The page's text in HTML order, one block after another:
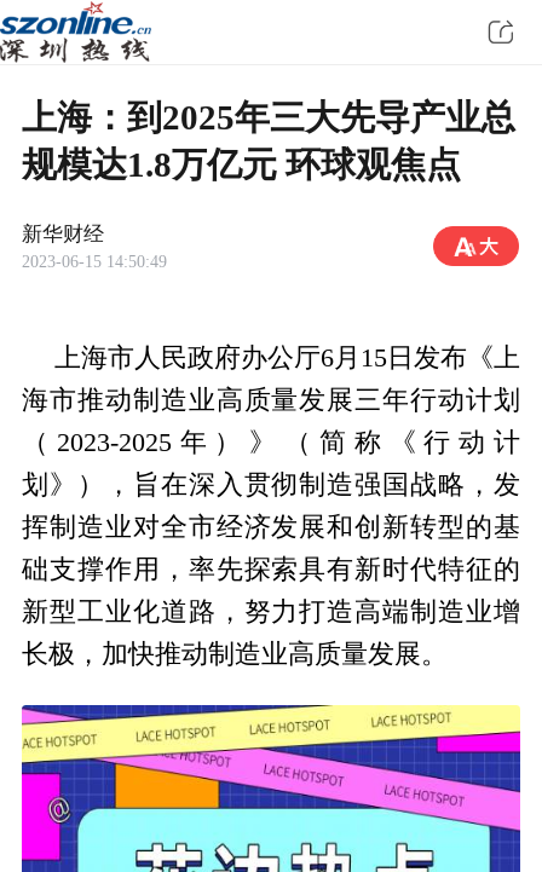
上海：到2025年三大先导产业总
规模达1.8万亿元 环球观焦点
新华财经
2023-06-15 14:50:49
上海市人民政府办公厅6月15日发布《上
海市推动制造业高质量发展三年行动计划
（2023-2025年）》（简称《行动计
划》），旨在深入贯彻制造强国战略，发
挥制造业对全市经济发展和创新转型的基
础支撑作用，率先探索具有新时代特征的
新型工业化道路，努力打造高端制造业增
长极，加快推动制造业高质量发展。